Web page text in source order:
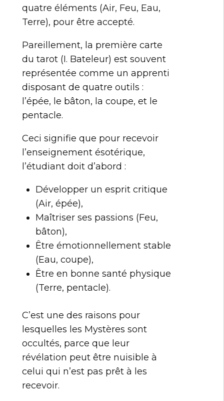
quatre éléments (Air, Feu, Eau,
Terre), pour être accepté.
Pareillement, la première carte
du tarot (I. Bateleur) est souvent
représentée comme un apprenti
disposant de quatre outils :
l’épée, le bâton, la coupe, et le
pentacle.
Ceci signifie que pour recevoir
l’enseignement ésotérique,
l’étudiant doit d’abord :
Développer un esprit critique
(Air, épée),
Maîtriser ses passions (Feu,
bâton),
Être émotionnellement stable
(Eau, coupe),
Être en bonne santé physique
(Terre, pentacle).
C’est une des raisons pour
lesquelles les Mystères sont
occultés, parce que leur
révélation peut être nuisible à
celui qui n’est pas prêt à les
recevoir.